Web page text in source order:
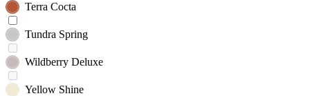
Terra Cocta
Tundra Spring
Wildberry Deluxe
Yellow Shine